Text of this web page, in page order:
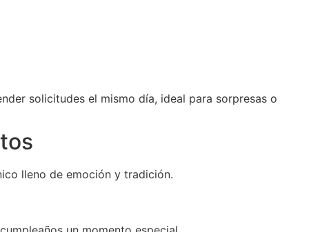
solicitudes el mismo día, ideal para sorpresas o
lleno de emoción y tradición.